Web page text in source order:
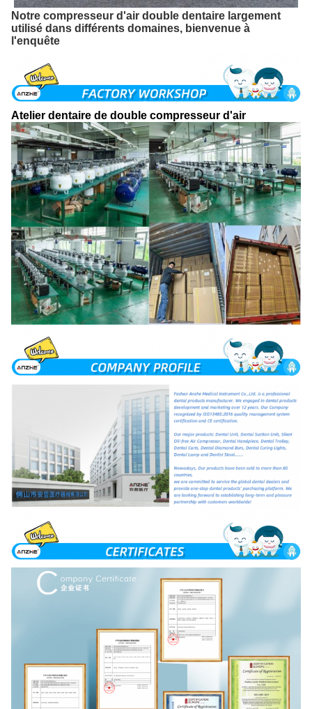
Notre compresseur d'air double dentaire largement
utilisé dans différents domaines, bienvenue à
l'enquête
Atelier dentaire de double compresseur d'air